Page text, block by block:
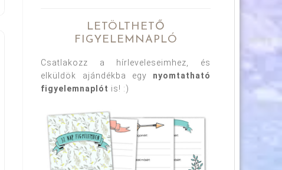
LETÖLTHETŐ
FIGYELEMNAPLÓ
Csatlakozz a hírleveleseimhez, és
elküldök ajándékba egy nyomtatható
figyelemnaplót is! :)